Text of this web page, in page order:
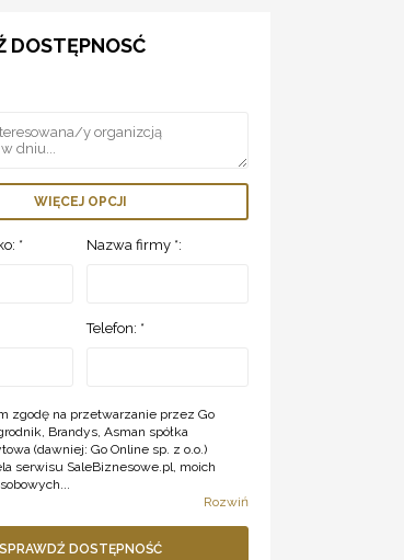
DOSTĘPNOSĆ
WIĘCEJ OPCJI
* Nazwa firmy *:
Telefon: *
zgodę na przetwarzanie przez Go
Brandys, Asman spółka
(dawniej: Go Online sp. z o.o.)
serwisu SaleBiznesowe.pl, moich
Rozwiń
SPRAWDŹ DOSTĘPNOŚĆ